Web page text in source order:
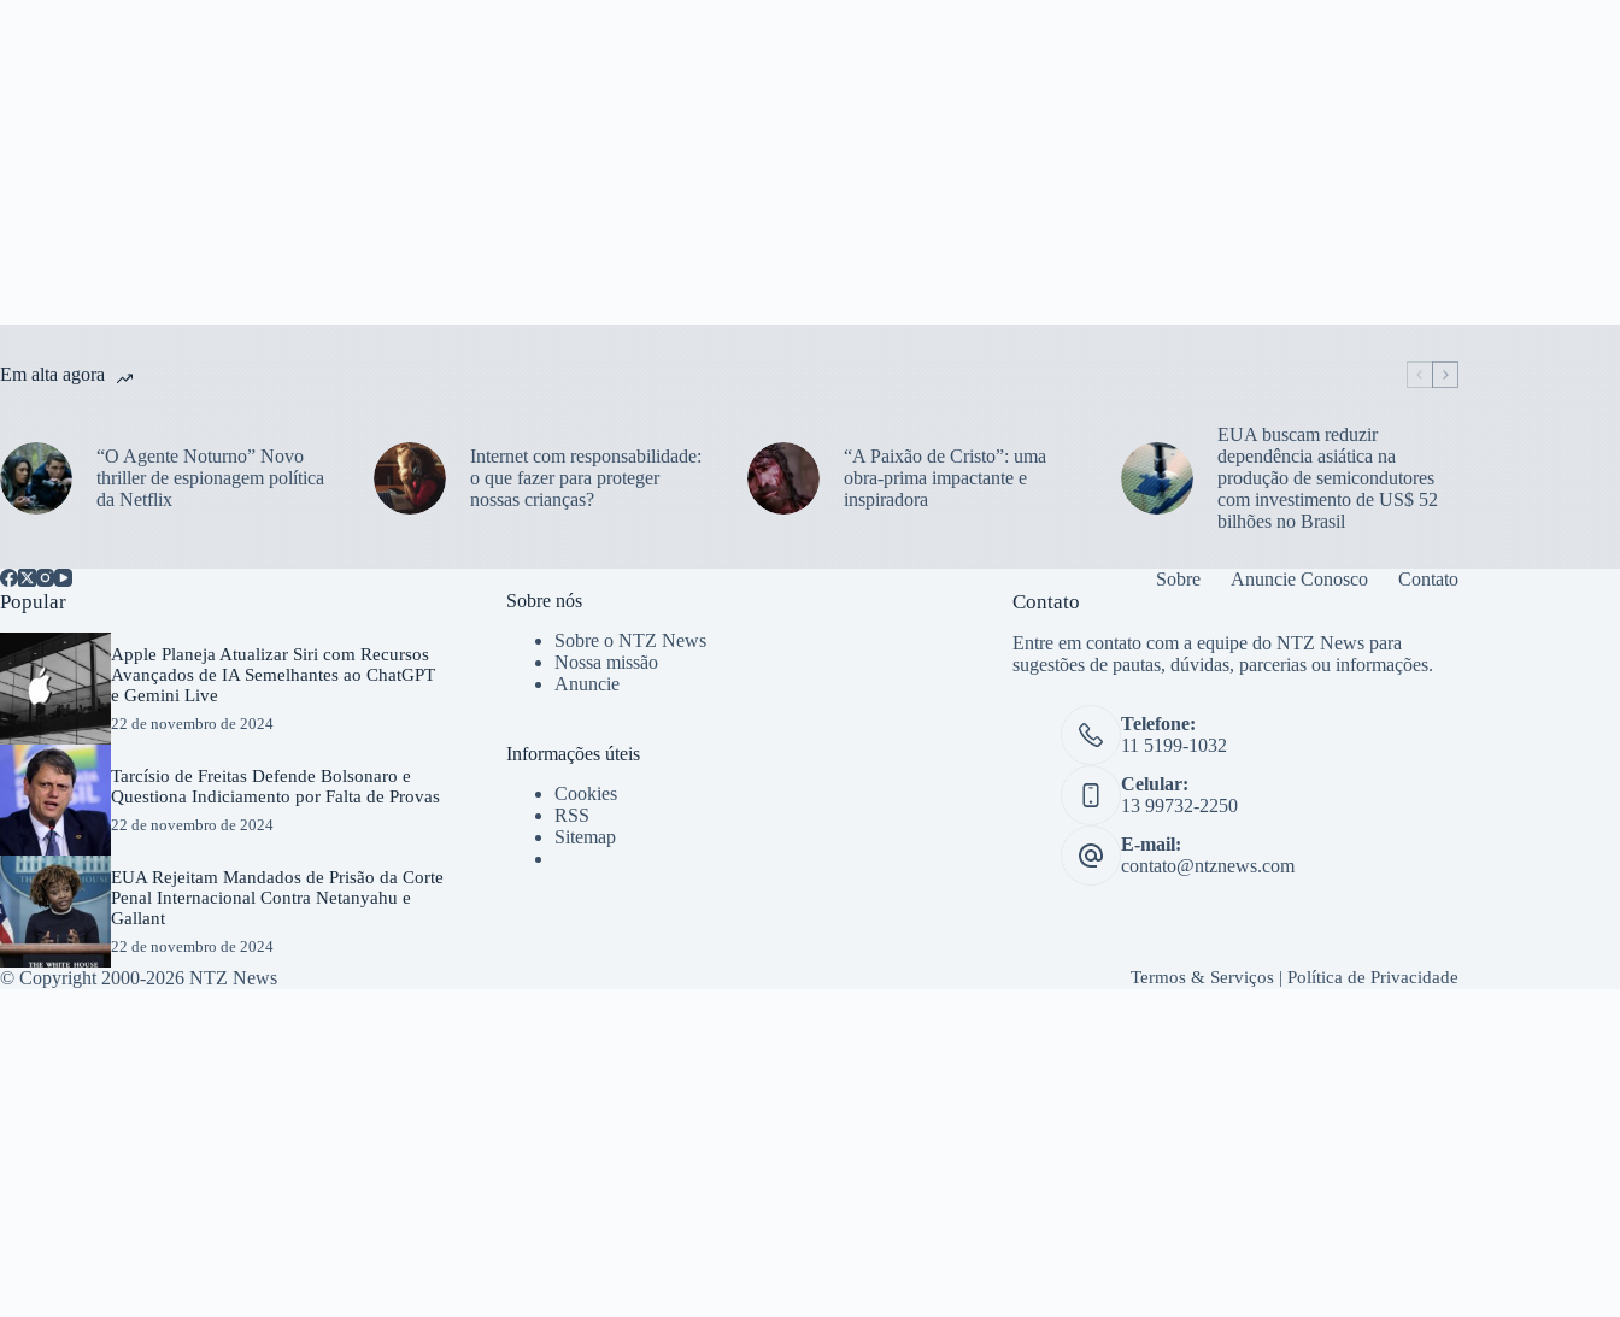
Em alta agora
“O Agente Noturno” Novo
thriller de espionagem política
da Netflix
Internet com responsabilidade:
o que fazer para proteger
nossas crianças?
“A Paixão de Cristo”: uma
obra-prima impactante e
inspiradora
EUA buscam reduzir
dependência asiática na
produção de semicondutores
com investimento de US$ 52
bilhões no Brasil
Sobre Anuncie Conosco Contato
Popular
Apple Planeja Atualizar Siri com Recursos
Avançados de IA Semelhantes ao ChatGPT
e Gemini Live
22 de novembro de 2024
Tarcísio de Freitas Defende Bolsonaro e
Questiona Indiciamento por Falta de Provas
22 de novembro de 2024
EUA Rejeitam Mandados de Prisão da Corte
Penal Internacional Contra Netanyahu e
Gallant
22 de novembro de 2024
Sobre nós
Sobre o NTZ News
Nossa missão
Anuncie
Informações úteis
Cookies
RSS
Sitemap
Contato
Entre em contato com a equipe do NTZ News para
sugestões de pautas, dúvidas, parcerias ou informações.
Telefone:
11 5199-1032
Celular:
13 99732-2250
E-mail:
contato@ntznews.com
© Copyright 2000-2026 NTZ News Termos & Serviços| Política de Privacidade